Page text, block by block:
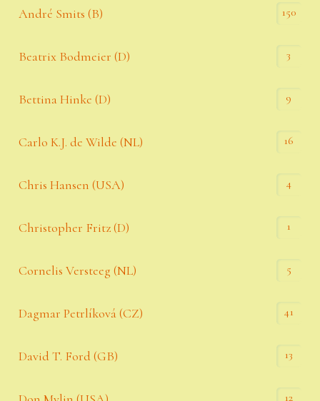
André Smits (B) 150
Beatrix Bodmeier (D) 3
Bettina Hinke (D) 9
Carlo K.J. de Wilde (NL) 16
Chris Hansen (USA) 4
Christopher Fritz (D) 1
Cornelis Versteeg (NL) 5
Dagmar Petrlíková (CZ) 41
David T. Ford (GB) 13
12